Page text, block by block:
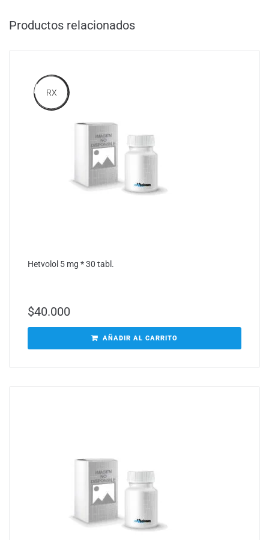
Productos relacionados
RX
Hetvolol 5 mg * 30 tabl.
$40.000
AÑADIR AL CARRITO